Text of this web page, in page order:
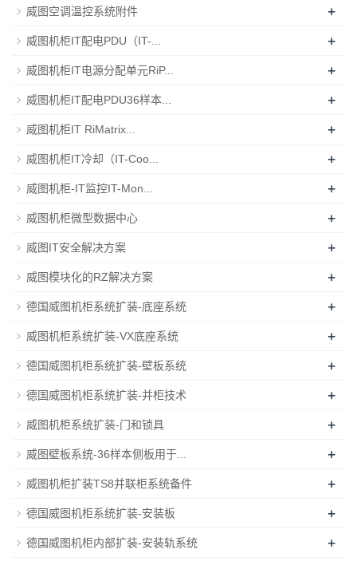
威图空调温控系统附件 +
威图机柜IT配电PDU（IT-... +
威图机柜IT电源分配单元RiP... +
威图机柜IT配电PDU36样本... +
威图机柜IT RiMatrix... +
威图机柜IT冷却（IT-Coo... +
威图机柜-IT监控IT-Mon... +
威图机柜微型数据中心 +
威图IT安全解决方案 +
威图模块化的RZ解决方案 +
德国威图机柜系统扩装-底座系统 +
威图机柜系统扩装-VX底座系统 +
德国威图机柜系统扩装-壁板系统 +
德国威图机柜系统扩装-并柜技术 +
威图机柜系统扩装-门和锁具 +
威图壁板系统-36样本侧板用于... +
威图机柜扩装TS8并联柜系统备件 +
德国威图机柜系统扩装-安装板 +
德国威图机柜内部扩装-安装轨系统 +